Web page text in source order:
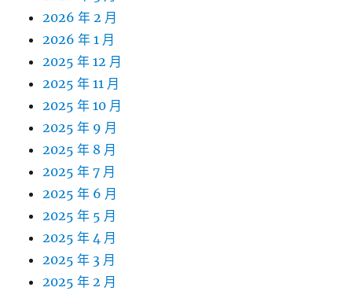
2026 年 2 月
2026 年 1 月
2025 年 12 月
2025 年 11 月
2025 年 10 月
2025 年 9 月
2025 年 8 月
2025 年 7 月
2025 年 6 月
2025 年 5 月
2025 年 4 月
2025 年 3 月
2025 年 2 月